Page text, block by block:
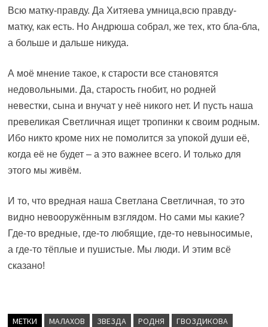
Всю матку-правду. Да Хитяева умница,всю правду-
матку, как есть. Но Андрюша собрал, же тех, кто бла-бла,
а больше и дальше никуда.
А моё мнение такое, к старости все становятся
недовольными. Да, старость гнобит, но родней
невестки, сына и внучат у неё никого нет. И пусть наша
превеликая Светличная ищет тропинки к своим родным.
Ибо никто кроме них не помолится за упокой души её,
когда её не будет – а это важнее всего. И только для
этого мы живём.
И то, что вредная наша Светлана Светличная, то это
видно невооружённым взглядом. Но сами мы какие?
Где-то вредные, где-то любящие, где-то невыносимые,
а где-то тёплые и пушистые. Мы люди. И этим всё
сказано!
МЕТКИ МАЛАХОВ ЗВЕЗДА РОДНЯ ГВОЗДИКОВА